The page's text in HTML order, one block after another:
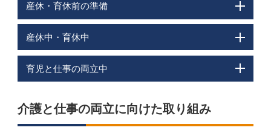
産休・育休前の準備
産休中・育休中
育児と仕事の両立中
介護と仕事の両立に向けた取り組み